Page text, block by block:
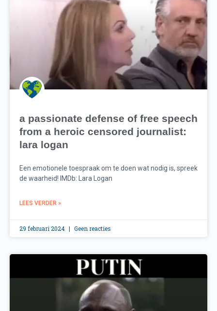
a passionate defense of free speech
from a heroic censored journalist:
lara logan
Een emotionele toespraak om te doen wat nodig is, spreek
de waarheid! IMDb: Lara Logan
LEES VERDER »
29 februari 2024 Geen reacties